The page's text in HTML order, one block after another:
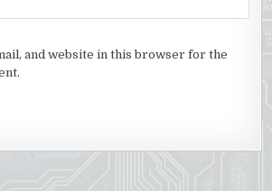
and website in this browser for the